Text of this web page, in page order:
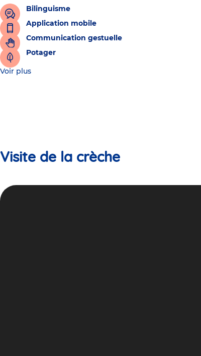
Bilinguisme
Application mobile
Communication gestuelle
Potager
Voir plus
Visite de la crèche